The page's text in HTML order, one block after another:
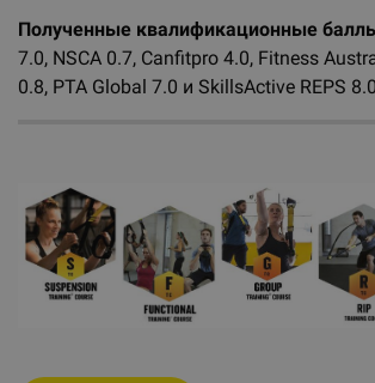
Полученные квалификационные
7.0, NSCA 0.7, Canfitpro 4.0, Fitness
0.8, PTA Global 7.0 и SkillsActive REPS